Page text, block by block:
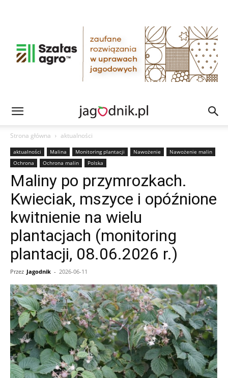
Strona główna aktualności
aktualności Malina Monitoring plantacji Nawożenie
Nawożenie malin
Ochrona
Ochrona malin Polska
Maliny po przymrozkach.
Kwieciak, mszyce i opóźnione
kwitnienie na wielu
plantacjach (monitoring
plantacji, 08.06.2026 r.)
Przez Jagodnik - 2026-06-11